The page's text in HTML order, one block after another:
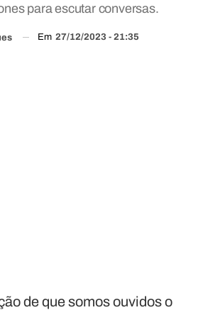
para escutar conversas.
Em 27/12/2023 - 21:35
de que somos ouvidos o